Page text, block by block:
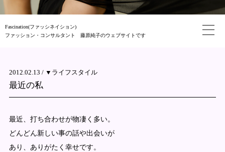
Fascination(ファッシネイション)
ファッション・コンサルタント 藤原純子のウェブサイトです
2012.02.13 / ▼ライフスタイル
最近の私
最近、打ち合わせが物凄く多い。
どんどん新しい事の話や出会いが
あり、ありがたく幸せです。